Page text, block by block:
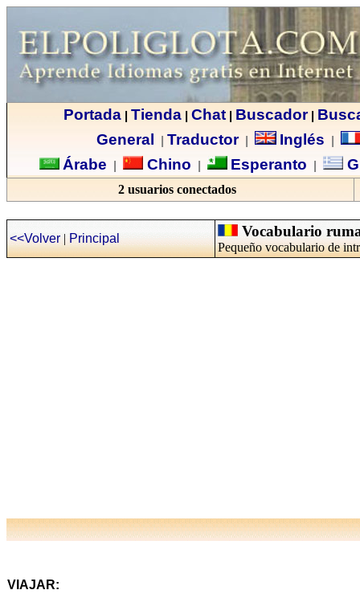
Portada| Tienda| Chat| Buscador|
General
Traductor| Inglés
Árabe Chino Esperanto
2 usuarios conectados
<<Volver|Principal Vocabulario
Pequeño vocabulario de
VIAJAR: